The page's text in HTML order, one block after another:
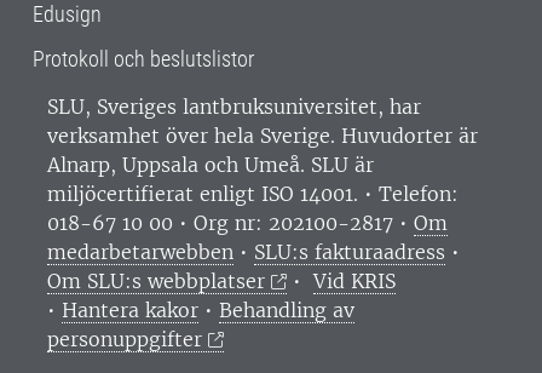
Edusign
Protokoll och beslutslistor
SLU, Sveriges lantbruksuniversitet, har
verksamhet över hela Sverige. Huvudorter är
Alnarp, Uppsala och Umeå. SLU är
miljöcertifierat enligt ISO 14001. • Telefon:
018-67 10 00 • Org nr: 202100-2817 • Om
medarbetarwebben • SLU:s fakturaadress •
Om SLU:s webbplatser
•Vid KRIS
• Hantera kakor • Behandling av
personuppgifter